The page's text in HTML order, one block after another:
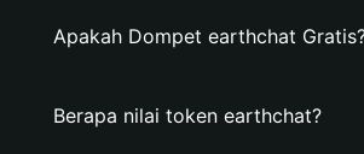
Apakah Dompet earthchat
Berapa nilai token earthchat?